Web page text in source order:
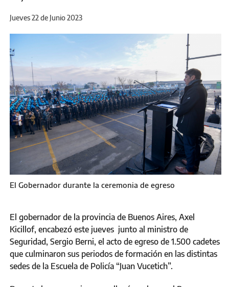
Jueves 22 de Junio 2023
El Gobernador durante la ceremonia de egreso
El gobernador de la provincia de Buenos Aires, Axel
Kicillof, encabezó este jueves junto al ministro de
Seguridad, Sergio Berni, el acto de egreso de 1.500 cadetes
que culminaron sus periodos de formación en las distintas
sedes de la Escuela de Policía “Juan Vucetich”.